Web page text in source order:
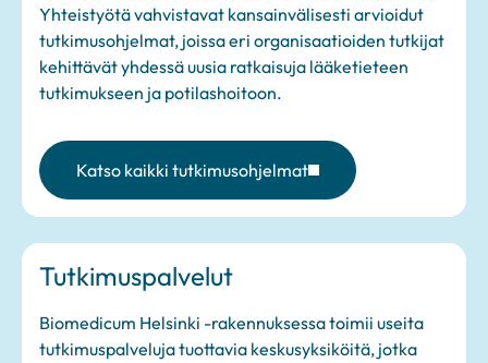
Yhteistyötä vahvistavat kansainvälisesti arvioidut
tutkimusohjelmat, joissa eri organisaatioiden tutkijat
kehittävät yhdessä uusia ratkaisuja lääketieteen
tutkimukseen ja potilashoitoon.
Katso kaikki tutkimusohjelmat
Tutkimuspalvelut
Biomedicum Helsinki -rakennuksessa toimii useita
tutkimuspalveluja tuottavia keskusyksiköitä, jotka